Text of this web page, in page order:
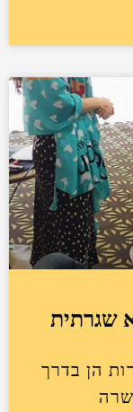
שגרתית
הן בדרך